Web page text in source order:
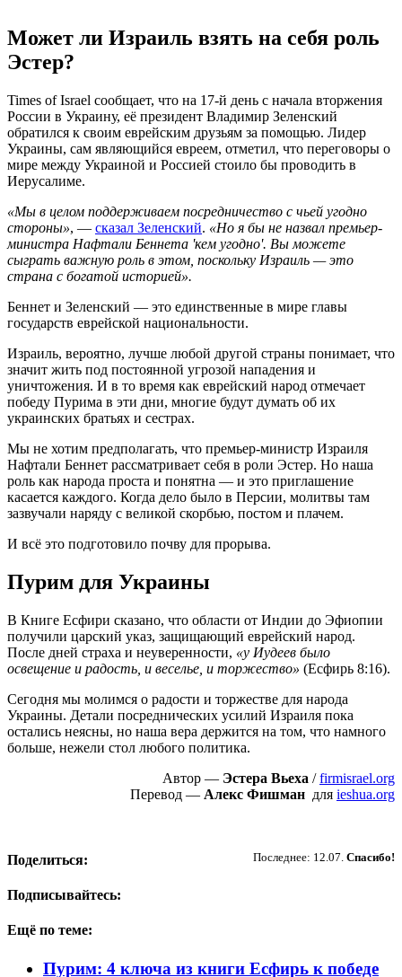
Может ли Израиль взять на себя роль
Эстер?
Times of Israel сообщает, что на 17-й день с начала вторжения
России в Украину, её президент Владимир Зеленский
обратился к своим еврейским друзьям за помощью. Лидер
Украины, сам являющийся евреем, отметил, что переговоры о
мире между Украиной и Россией стоило бы проводить в
Иерусалиме.
«Мы в целом поддерживаем посредничество с чьей угодно
стороны», — сказал Зеленский. «Но я бы не назвал премьер-
министра Нафтали Беннета 'кем угодно'. Вы можете
сыграть важную роль в этом, поскольку Израиль — это
страна с богатой историей».
Беннет и Зеленский — это единственные в мире главы
государств еврейской национальности.
Израиль, вероятно, лучше любой другой страны понимает, что
значит жить под постоянной угрозой нападения и
уничтожения. И в то время как еврейский народ отмечает
победу Пурима в эти дни, многие будут думать об их
украинских братьях и сестрах.
Мы не хотим предполагать, что премьер-министр Израиля
Нафтали Беннет рассматривает себя в роли Эстер. Но наша
роль как народа проста и понятна — и это приглашение
касается каждого. Когда дело было в Персии, молитвы там
зазвучали наряду с великой скорбью, постом и плачем.
И всё это подготовило почву для прорыва.
Пурим для Украины
В Книге Есфири сказано, что области от Индии до Эфиопии
получили царский указ, защищающий еврейский народ.
После дней страха и неуверенности, «у Иудеев было
освещение и радость, и веселье, и торжество» (Есфирь 8:16).
Сегодня мы молимся о радости и торжестве для народа
Украины. Детали посреднических усилий Израиля пока
остались неясны, но наша вера держится на том, что намного
больше, нежели стол любого политика.
Автор — Эстера Вьеха /firmisrael.org
Перевод — Алекс Фишман для ieshua.org
Последнее: 12.07. Спасибо!
Поделиться:
Подписывайтесь:
Ещё по теме:
Пурим: 4 ключа из книги Есфирь к победе